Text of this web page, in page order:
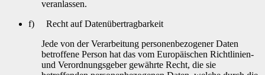
veranlassen.
f) Recht auf Datenübertragbarkeit
Jede von der Verarbeitung personenbezogener Daten
betroffene Person hat das vom Europäischen Richtlinien-
und Verordnungsgeber gewährte Recht, die sie